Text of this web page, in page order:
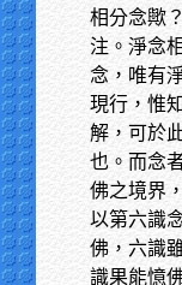
相分念歟
注。淨念
念，唯有
現行，惟
解，可於
也。而念
佛之境界
以第六識
佛，六識
識果能憶